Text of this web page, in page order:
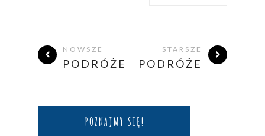
NOWSZE
PODRÓŻE
STARSZE
PODRÓŻE
POZNAJMY SIĘ!